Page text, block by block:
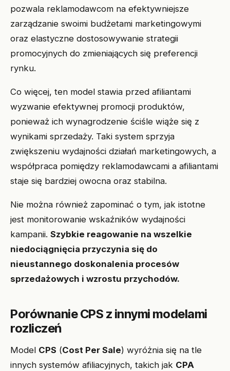
pozwala reklamodawcom na efektywniejsze
zarządzanie swoimi budżetami marketingowymi
oraz elastyczne dostosowywanie strategii
promocyjnych do zmieniających się preferencji
rynku.
Co więcej, ten model stawia przed afiliantami
wyzwanie efektywnej promocji produktów,
ponieważ ich wynagrodzenie ściśle wiąże się z
wynikami sprzedaży. Taki system sprzyja
zwiększeniu wydajności działań marketingowych, a
współpraca pomiędzy reklamodawcami a afiliantami
staje się bardziej owocna oraz stabilna.
Nie można również zapominać o tym, jak istotne
jest monitorowanie wskaźników wydajności
kampanii. Szybkie reagowanie na wszelkie
niedociągnięcia przyczynia się do
nieustannego doskonalenia procesów
sprzedażowych i wzrostu przychodów.
Porównanie CPS z innymi modelami
rozliczeń
Model CPS (Cost Per Sale) wyróżnia się na tle
innych systemów afiliacyjnych, takich jak CPA